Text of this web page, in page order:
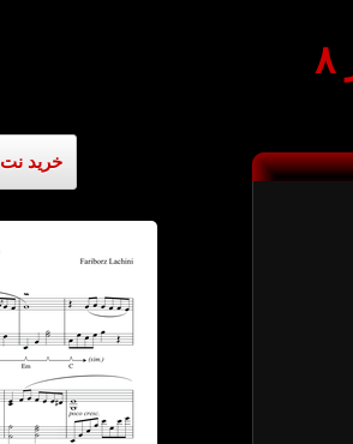
خرید نت ۳۰۰۰۰ تومان